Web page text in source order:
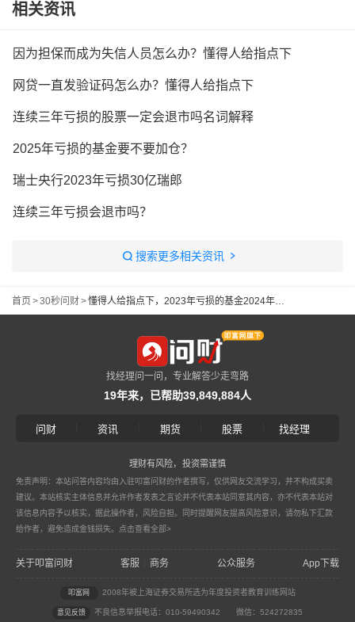
相关资讯
因为担保而成为失信人员怎么办？懂得人给指点下
网贷一直发验证码怎么办？懂得人给指点下
连续三年亏损的股票一定会退市吗名词解释
2025年亏损的基金要不要加仓？
瑞士央行2023年亏损30亿瑞郎
连续三年亏损会退市吗？
搜索更多相关资讯
首页 >30秒问财> 懂得人给指点下，2023年亏损的基金2024年可以回本吗
找经理问一问，专业解答少走弯路
19年来，已帮助39,849,884人
问财 资讯 期货 股票 找经理
理财有风险，投资需谨慎
免责声明：本站问答内容均由入驻叩富问财的作者撰写，仅供网友交流学习，并不构成买卖
建议。本站核实主体信息并允许作者发表之言论并不代表本站同意其内容，亦不代表本站对
该信息内容予以核实，据此操作者，风险自担。同时提醒网友提高风险意识，请勿私下汇款
给作者，避免造成金钱损失。 点击查看全部>
关于叩富问财 客服 商务 公众服务 App下载
叩富网 2008年被上海证券交易所选为年度投资者教育训练网站
意见反馈 不良信息举报电话：010-59490342 微信：524272835